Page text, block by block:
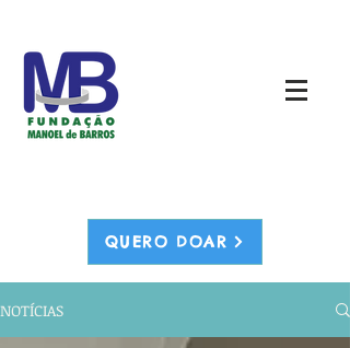
QUERO DOAR
NOTÍCIAS